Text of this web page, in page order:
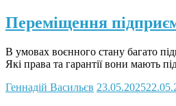
Переміщення
В умовах воєнного стану багато
Які права та гарантії вони мають
Геннадій Васильєв 23.05.2025